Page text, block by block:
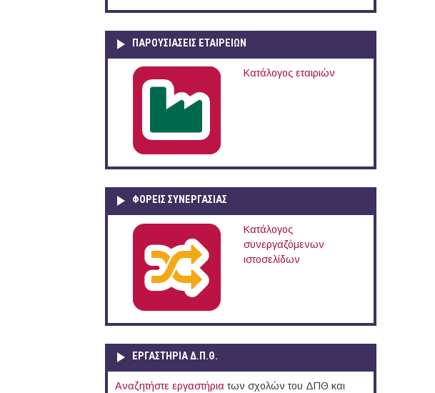
ΠΑΡΟΥΣΙΆΣΕΙΣ ΕΤΑΙΡΕΙΏΝ
Κατάλογος εταιριών
ΦΟΡΕΙΣ ΣΥΝΕΡΓΑΣΙΑΣ
Κατάλογος
συνεργαζόμενων
ιστοσελίδων
ΕΡΓΑΣΤΗΡΙΑ Δ.Π.Θ.
Αναζητήστε εργαστήρια των σχολών του ΔΠΘ και